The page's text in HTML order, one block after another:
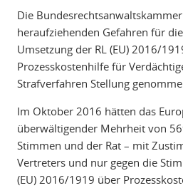
Die Bundesrechtsanwaltskammer
heraufziehenden Gefahren für
Umsetzung der RL (EU) 2016/
Prozesskostenhilfe für
Strafverfahren Stellung
Im Oktober 2016 hätten das
überwältigender Mehrheit von
Stimmen und der Rat – mit
Vertreters und nur gegen die
(EU) 2016/1919 über